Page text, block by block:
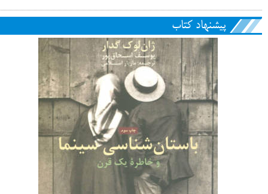
پیشنهاد کتاب